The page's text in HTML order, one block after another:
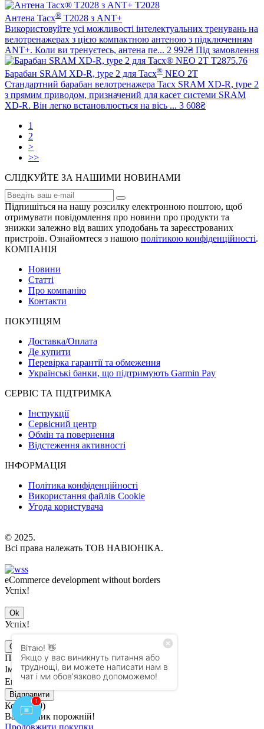
Антена Tacx® T2028 з ANT+
Використовуйте усі можливості інтелектуальних тренувань на
велотренажерах з цією компактною антеною з підключенням
ANT+. Коли ви тренуєтесь, антена пе... 2 992₴ Під замовлення
Барабан SRAM XD-R, type 2 для Tacx® NEO 2T
Стандартний барабан велотренажера Tacx SRAM XD-R, type 2
з прямим приводом, призначений для касет системи SRAM
XD-R. Він легко встановлюється на вісь ... 3 608₴
1
2
>
>>
СЛІДКУЙТЕ ЗА НАШИМИ НОВИНАМИ
Підпишіться на нашу розсилку електронною поштою, щоб
отримувати повідомлення про новини про продукти та
знижки залежно від ваших уподобань та зареєстрованих
пристроїв. Ознайомтеся з нашою політикою конфіденційності.
КОМПАНІЯ
Новини
Статті
Про компанію
Контакти
ПОКУПЦЯМ
Доставка/Оплата
Де купити
Перевірка гарантії та обмеження
Українські банки, що підтримують Garmin Pay
СЕРВІС ТА ПІДТРИМКА
Інструкції
Сервісний центр
Обмін та повернення
Відстеження активності
ІНФОРМАЦІЯ
Політика конфіденційності
Використання файлів Cookie
Угода користувача
© 2025.
Всі права належать ТОВ НАВІОНІКА.
eCommerce development without borders
Успіх!
Ok
Успіх!
Ok
Підписатись на оновлення
Ім'я
Email
Відправити
Кошик (0)
Ваш кошик порожній!